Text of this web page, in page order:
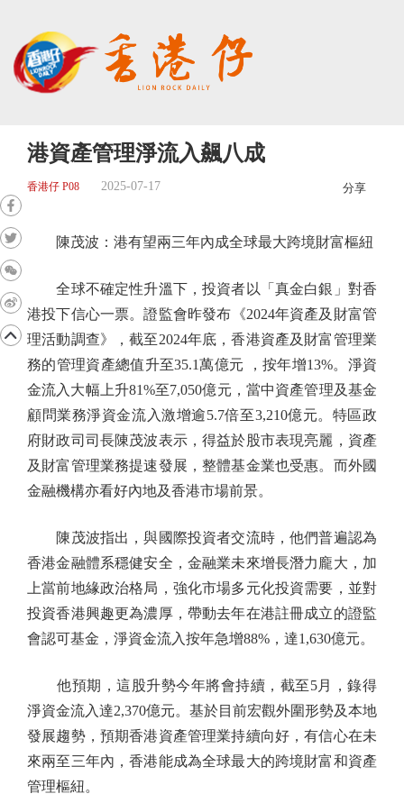
港資產管理淨流入飆八成
香港仔 P08 2025-07-17 分享
陳茂波：港有望兩三年內成全球最大跨境財富樞紐
全球不確定性升溫下，投資者以「真金白銀」對香
港投下信心一票。證監會昨發布《2024年資產及財富管
理活動調查》，截至2024年底，香港資產及財富管理業
務的管理資產總值升至35.1萬億元 ，按年增13%。淨資
金流入大幅上升81%至7,050億元，當中資產管理及基金
顧問業務淨資金流入激增逾5.7倍至3,210億元。特區政
府財政司司長陳茂波表示，得益於股市表現亮麗，資產
及財富管理業務提速發展，整體基金業也受惠。而外國
金融機構亦看好內地及香港市場前景。
陳茂波指出，與國際投資者交流時，他們普遍認為
香港金融體系穩健安全，金融業未來增長潛力龐大，加
上當前地緣政治格局，強化市場多元化投資需要，並對
投資香港興趣更為濃厚，帶動去年在港註冊成立的證監
會認可基金，淨資金流入按年急增88%，達1,630億元。
他預期，這股升勢今年將會持續，截至5月，錄得
淨資金流入達2,370億元。基於目前宏觀外圍形勢及本地
發展趨勢，預期香港資產管理業持續向好，有信心在未
來兩至三年內，香港能成為全球最大的跨境財富和資產
管理樞紐。